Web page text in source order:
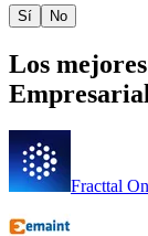
Sí No
Los mejores
Fracttal